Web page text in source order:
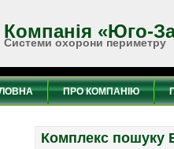
Компанія «Юго-
Системи охорони периметру
ПРО КОМПАНІЮ
Комплекс пошуку